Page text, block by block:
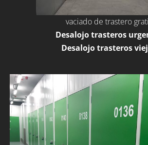
vaciado de trastero
Desalojo trasteros
Desalojo trasteros